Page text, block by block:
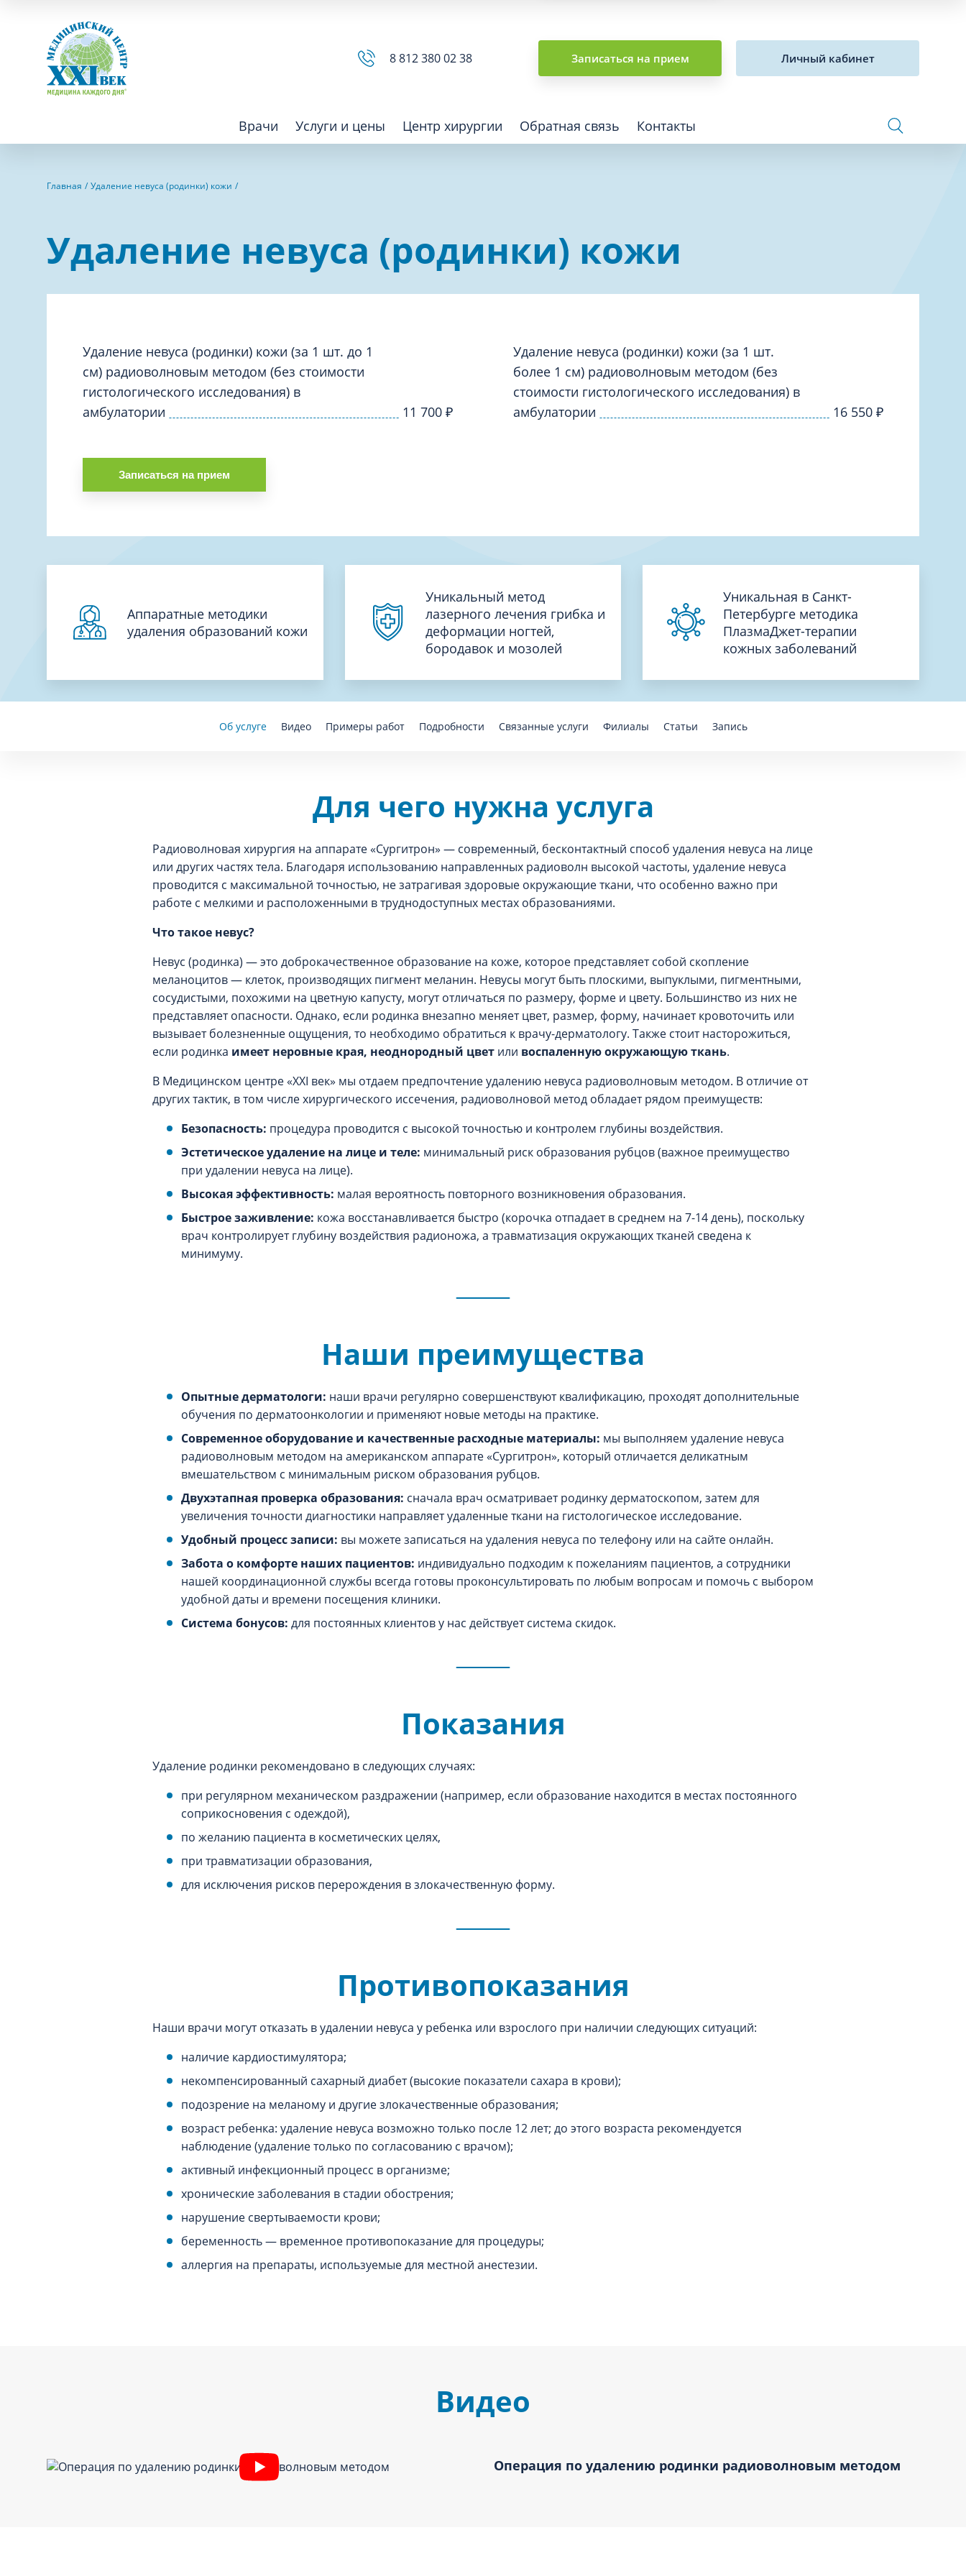
8 812 380 02 38 Записаться на прием Личный кабинет
Врачи Услуги и цены
Аллергология
Анестезиология
Венерология
Гастроэнтерология
Гематология
Гинекология
Диетология
Инфекционные заболевания
Косметология
Лабораторная диагностика
Маммология-онкология
Мануальная терапия
Офтальмология
Психиатрия
Психология
Психотерапия
Пульмонология
Сестринские процедуры и манипуляции
Травматологическая реабилитация и
спортивная медицина
Травматология
Хирургия
Эндокринология
Центр хирургии Обратная связь Контакты
Главная Удаление невуса (родинки) кожи
Удаление невуса (родинки) кожи
Удаление невуса (родинки) кожи (за 1 шт. до 1
см) радиоволновым методом (без стоимости
гистологического исследования) в
амбулатории
11 700 ₽
Удаление невуса (родинки) кожи (за 1 шт.
более 1 см) радиоволновым методом (без
стоимости гистологического исследования) в
амбулатории
16 550 ₽
Записаться на прием
Аппаратные методики
удаления образований кожи
Уникальный метод
лазерного лечения грибка и
деформации ногтей,
бородавок и мозолей
Уникальная в Санкт-
Петербурге методика
ПлазмаДжет-терапии
кожных заболеваний
Об услуге Видео Примеры работ Подробности Связанные услуги Филиалы Статьи Запись
Для чего нужна услуга
Радиоволновая хирургия на аппарате «Сургитрон» — современный, бесконтактный способ удаления невуса на лице
или других частях тела. Благодаря использованию направленных радиоволн высокой частоты, удаление невуса
проводится с максимальной точностью, не затрагивая здоровые окружающие ткани, что особенно важно при
работе с мелкими и расположенными в труднодоступных местах образованиями.
Что такое невус?
Невус (родинка) — это доброкачественное образование на коже, которое представляет собой скопление
меланоцитов — клеток, производящих пигмент меланин. Невусы могут быть плоскими, выпуклыми, пигментными,
сосудистыми, похожими на цветную капусту, могут отличаться по размеру, форме и цвету. Большинство из них не
представляет опасности. Однако, если родинка внезапно меняет цвет, размер, форму, начинает кровоточить или
вызывает болезненные ощущения, то необходимо обратиться к врачу-дерматологу. Также стоит насторожиться,
если родинка имеет неровные края, неоднородный цвет или воспаленную окружающую ткань.
В Медицинском центре «XXI век» мы отдаем предпочтение удалению невуса радиоволновым методом. В отличие от
других тактик, в том числе хирургического иссечения, радиоволновой метод обладает рядом преимуществ:
Безопасность: процедура проводится с высокой точностью и контролем глубины воздействия.
Эстетическое удаление на лице и теле: минимальный риск образования рубцов (важное преимущество
при удалении невуса на лице).
Высокая эффективность: малая вероятность повторного возникновения образования.
Быстрое заживление: кожа восстанавливается быстро (корочка отпадает в среднем на 7-14 день), поскольку
врач контролирует глубину воздействия радионожа, а травматизация окружающих тканей сведена к
минимуму.
Наши преимущества
Опытные дерматологи: наши врачи регулярно совершенствуют квалификацию, проходят дополнительные
обучения по дерматоонкологии и применяют новые методы на практике.
Современное оборудование и качественные расходные материалы: мы выполняем удаление невуса
радиоволновым методом на американском аппарате «Сургитрон», который отличается деликатным
вмешательством с минимальным риском образования рубцов.
Двухэтапная проверка образования: сначала врач осматривает родинку дерматоскопом, затем для
увеличения точности диагностики направляет удаленные ткани на гистологическое исследование.
Удобный процесс записи: вы можете записаться на удаления невуса по телефону или на сайте онлайн.
Забота о комфорте наших пациентов: индивидуально подходим к пожеланиям пациентов, а сотрудники
нашей координационной службы всегда готовы проконсультировать по любым вопросам и помочь с выбором
удобной даты и времени посещения клиники.
Система бонусов: для постоянных клиентов у нас действует система скидок.
Показания
Удаление родинки рекомендовано в следующих случаях:
при регулярном механическом раздражении (например, если образование находится в местах постоянного
соприкосновения с одеждой),
по желанию пациента в косметических целях,
при травматизации образования,
для исключения рисков перерождения в злокачественную форму.
Противопоказания
Наши врачи могут отказать в удалении невуса у ребенка или взрослого при наличии следующих ситуаций:
наличие кардиостимулятора;
некомпенсированный сахарный диабет (высокие показатели сахара в крови);
подозрение на меланому и другие злокачественные образования;
возраст ребенка: удаление невуса возможно только после 12 лет; до этого возраста рекомендуется
наблюдение (удаление только по согласованию с врачом);
активный инфекционный процесс в организме;
хронические заболевания в стадии обострения;
нарушение свертываемости крови;
беременность — временное противопоказание для процедуры;
аллергия на препараты, используемые для местной анестезии.
Видео
Операция по удалению родинки радиоволновым методом